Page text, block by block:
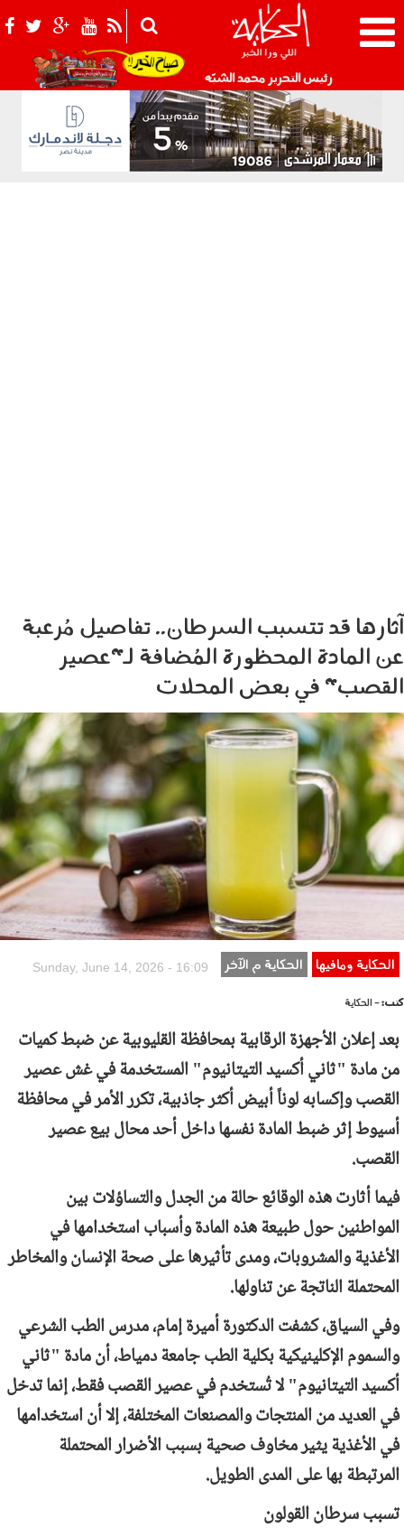
رئيس التحرير محمد الشبّه 021_2.png
آثارها قد تتسبب السرطان.. تفاصيل مُرعبة
عن المادة المحظورة المُضافة لـ"عصير
القصب" في بعض المحلات
140602.jpg
الحكاية ومافيها الحكاية م الآخر Sunday, June 14, 2026 - 16:09
كتب:- الحكاية
بعد إعلان الأجهزة الرقابية بمحافظة القليوبية عن ضبط كميات
من مادة "ثاني أكسيد التيتانيوم" المستخدمة في غش عصير
القصب وإكسابه لوناً أبيض أكثر جاذبية، تكرر الأمر في محافظة
أسيوط إثر ضبط المادة نفسها داخل أحد محال بيع عصير
القصب.
فيما أثارت هذه الوقائع حالة من الجدل والتساؤلات بين
المواطنين حول طبيعة هذه المادة وأسباب استخدامها في
الأغذية والمشروبات، ومدى تأثيرها على صحة الإنسان والمخاطر
المحتملة الناتجة عن تناولها.
وفي السياق، كشفت الدكتورة أميرة إمام، مدرس الطب الشرعي
والسموم الإكلينيكية بكلية الطب جامعة دمياط، أن مادة "ثاني
أكسيد التيتانيوم" لا تُستخدم في عصير القصب فقط، إنما تدخل
في العديد من المنتجات والمصنعات المختلفة، إلا أن استخدامها
في الأغذية يثير مخاوف صحية بسبب الأضرار المحتملة
المرتبطة بها على المدى الطويل.
تسبب سرطان القولون